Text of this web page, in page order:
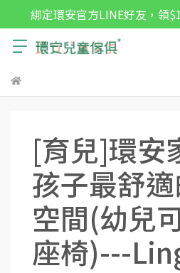
綁定環安官方LINE好友，領
[育兒]環安
孩子最舒
空間(幼兒
座椅)---